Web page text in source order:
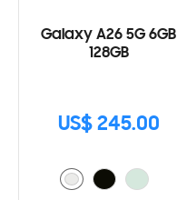
Galaxy A26 5G 6GB
128GB
US$ 245.00